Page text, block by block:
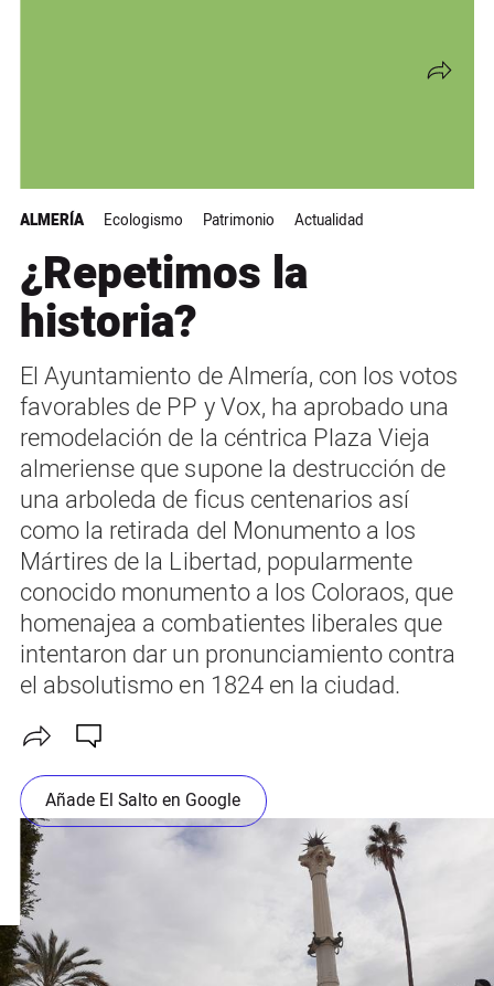
ALMERÍA Ecologismo Patrimonio Actualidad
¿Repetimos la
historia?
El Ayuntamiento de Almería, con los votos
favorables de PP y Vox, ha aprobado una
remodelación de la céntrica Plaza Vieja
almeriense que supone la destrucción de
una arboleda de ficus centenarios así
como la retirada del Monumento a los
Mártires de la Libertad, popularmente
conocido monumento a los Coloraos, que
homenajea a combatientes liberales que
intentaron dar un pronunciamiento contra
el absolutismo en 1824 en la ciudad.
Añade El Salto en Google